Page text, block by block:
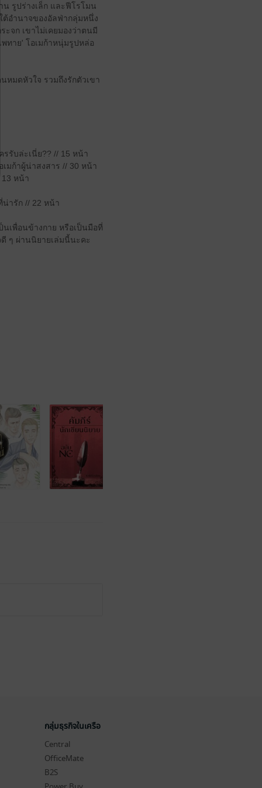
รูปร่างเล็ก และฟีโรโมน
ต้อำนาจของอัลฟ่ากลุ่มหนึ่ง
จก เขาไม่เคยมองว่าตนมี
ทาย' โอเมก้าหนุ่มรูปหล่อ
หมดหัวใจ รวมถึงรักตัวเขา
รับล่ะเนี่ย?? // 15 หน้า
มก้าผู้น่าสงสาร // 30 หน้า
หน้า
น่ารัก // 22 หน้า
นเพื่อนข้างกาย หรือเป็นมือที่
ๆ ผ่านนิยายเล่มนี้นะคะ
กลุ่มธุรกิจในเครือ
Central
OfficeMate
B2S